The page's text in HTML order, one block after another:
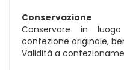
Conservazione
Conservare in
confezione originale,
Validità a